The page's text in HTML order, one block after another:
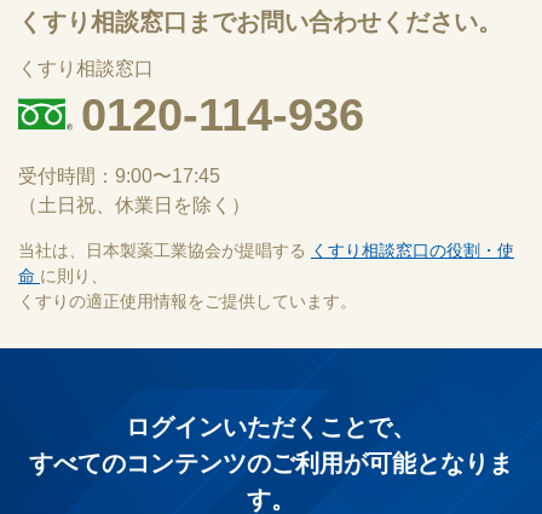
くすり相談窓口までお問い合わせください。
くすり相談窓口
0120-114-936
受付時間：9:00〜17:45
（土日祝、休業日を除く）
当社は、日本製薬工業協会が提唱する くすり相談窓口の役割・使
命 に則り、
くすりの適正使用情報をご提供しています。
ログインいただくことで、
すべてのコンテンツのご利⽤が可能となりま
す。